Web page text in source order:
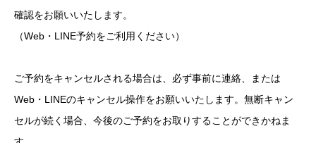
確認をお願いいたします。
（Web・LINE予約をご利用ください）
ご予約をキャンセルされる場合は、必ず事前に連絡、または
Web・LINEのキャンセル操作をお願いいたします。無断キャン
セルが続く場合、今後のご予約をお取りすることができかねま